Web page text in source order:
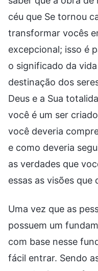
céu que Se tornou
transformar vocês
excepcional; isso é
o significado da
destinação dos
Deus e a Sua
você é um ser
você deveria
e como deveria
as verdades que
essas as visões que
Uma vez que as
possuem um
com base nesse
fácil entrar. Sendo